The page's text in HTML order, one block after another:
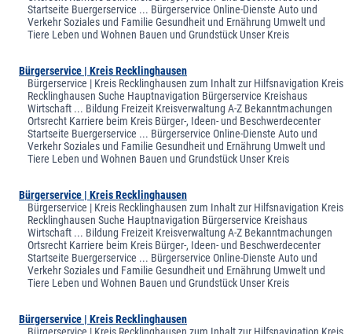
Startseite Buergerservice ... Bürgerservice Online-Dienste Auto und
Verkehr Soziales und Familie Gesundheit und Ernährung Umwelt und
Tiere Leben und Wohnen Bauen und Grundstück Unser Kreis
Bürgerservice | Kreis Recklinghausen
Bürgerservice | Kreis Recklinghausen zum Inhalt zur Hilfsnavigation Kreis
Recklinghausen Suche Hauptnavigation Bürgerservice Kreishaus
Wirtschaft ... Bildung Freizeit Kreisverwaltung A-Z Bekanntmachungen
Ortsrecht Karriere beim Kreis Bürger-, Ideen- und Beschwerdecenter
Startseite Buergerservice ... Bürgerservice Online-Dienste Auto und
Verkehr Soziales und Familie Gesundheit und Ernährung Umwelt und
Tiere Leben und Wohnen Bauen und Grundstück Unser Kreis
Bürgerservice | Kreis Recklinghausen
Bürgerservice | Kreis Recklinghausen zum Inhalt zur Hilfsnavigation Kreis
Recklinghausen Suche Hauptnavigation Bürgerservice Kreishaus
Wirtschaft ... Bildung Freizeit Kreisverwaltung A-Z Bekanntmachungen
Ortsrecht Karriere beim Kreis Bürger-, Ideen- und Beschwerdecenter
Startseite Buergerservice ... Bürgerservice Online-Dienste Auto und
Verkehr Soziales und Familie Gesundheit und Ernährung Umwelt und
Tiere Leben und Wohnen Bauen und Grundstück Unser Kreis
Bürgerservice | Kreis Recklinghausen
Bürgerservice | Kreis Recklinghausen zum Inhalt zur Hilfsnavigation Kreis